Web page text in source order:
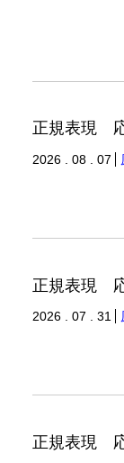
正規表現
2026 . 08 . 07
正規表現
2026 . 07 . 31